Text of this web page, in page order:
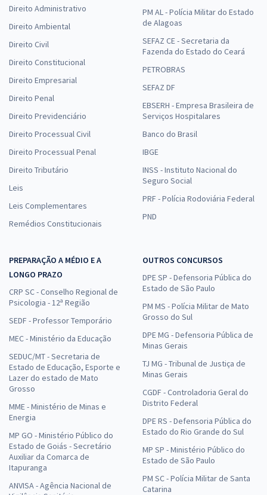
Direito Administrativo
Direito Ambiental
Direito Civil
Direito Constitucional
Direito Empresarial
Direito Penal
Direito Previdenciário
Direito Processual Civil
Direito Processual Penal
Direito Tributário
Leis
Leis Complementares
Remédios Constitucionais
PM AL - Polícia Militar do Estado
de Alagoas
SEFAZ CE - Secretaria da
Fazenda do Estado do Ceará
PETROBRAS
SEFAZ DF
EBSERH - Empresa Brasileira de
Serviços Hospitalares
Banco do Brasil
IBGE
INSS - Instituto Nacional do
Seguro Social
PRF - Polícia Rodoviária Federal
PND
PREPARAÇÃO A MÉDIO E A
LONGO PRAZO
CRP SC - Conselho Regional de
Psicologia - 12ª Região
SEDF - Professor Temporário
MEC - Ministério da Educação
SEDUC/MT - Secretaria de
Estado de Educação, Esporte e
Lazer do estado de Mato
Grosso
MME - Ministério de Minas e
Energia
MP GO - Ministério Público do
Estado de Goiás - Secretário
Auxiliar da Comarca de
Itapuranga
ANVISA - Agência Nacional de
OUTROS CONCURSOS
DPE SP - Defensoria Pública do
Estado de São Paulo
PM MS - Polícia Militar de Mato
Grosso do Sul
DPE MG - Defensoria Pública de
Minas Gerais
TJ MG - Tribunal de Justiça de
Minas Gerais
CGDF - Controladoria Geral do
Distrito Federal
DPE RS - Defensoria Pública do
Estado do Rio Grande do Sul
MP SP - Ministério Público do
Estado de São Paulo
PM SC - Polícia Militar de Santa
Catarina